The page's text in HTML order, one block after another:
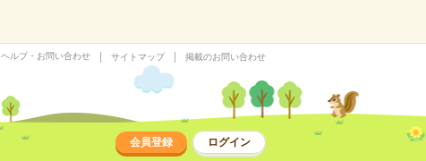
ヘルプ・お問い合わせ サイトマップ 掲載のお問い合わせ
会員登録 ログイン